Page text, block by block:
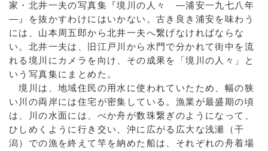
家・北井一夫の写真集『境川の人々 ―浦安一九七八年
―』を抜かすわけにはいかない。古き良き浦安を味わう
には、山本周五郎から北井一夫へ繋げなければならな
い。北井一夫は、旧江戸川から水門で分かれて街中を流
れる境川にカメラを向け、その成果を「境川の人々」と
いう写真集にまとめた。
境川は、地域住民の用水に使われていたため、幅の狭
い川の両岸には住宅が密集している。漁業が最盛期の頃
は、川の水面には、べか舟が数珠繋ぎのようになって、
ひしめくように行き交い、沖に広がる広大な浅瀬（干
潟）での漁を終えて竿を納めた船は、それぞれの舟着場